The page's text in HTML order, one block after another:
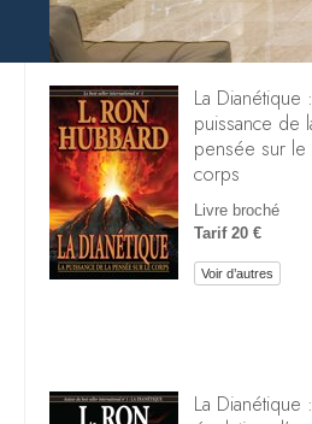
La Dianétique
puissance de
pensée sur le
corps
Livre broché
Tarif 20 €
Voir d’autres
La Dianétique :